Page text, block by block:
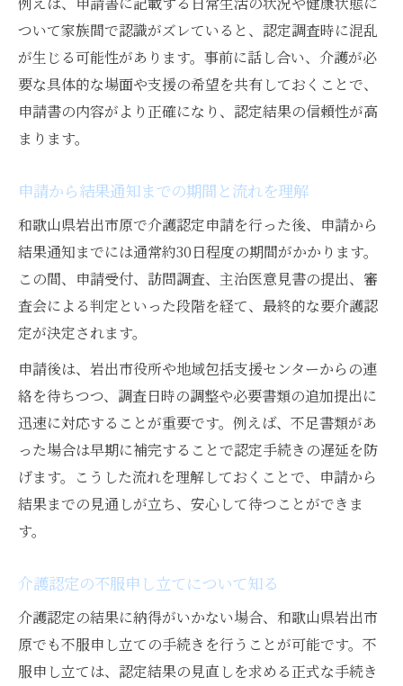
ついて家族間で認識がズレていると、認定調査時に混乱
が生じる可能性があります。事前に話し合い、介護が必
要な具体的な場面や支援の希望を共有しておくことで、
申請書の内容がより正確になり、認定結果の信頼性が高
まります。
申請から結果通知までの期間と流れを理解
和歌山県岩出市原で介護認定申請を行った後、申請から
結果通知までには通常約30日程度の期間がかかります。
この間、申請受付、訪問調査、主治医意見書の提出、審
査会による判定といった段階を経て、最終的な要介護認
定が決定されます。
申請後は、岩出市役所や地域包括支援センターからの連
絡を待ちつつ、調査日時の調整や必要書類の追加提出に
迅速に対応することが重要です。例えば、不足書類があ
った場合は早期に補完することで認定手続きの遅延を防
げます。こうした流れを理解しておくことで、申請から
結果までの見通しが立ち、安心して待つことができま
す。
介護認定の不服申し立てについて知る
介護認定の結果に納得がいかない場合、和歌山県岩出市
原でも不服申し立ての手続きを行うことが可能です。不
服申し立ては、認定結果の見直しを求める正式な手続き